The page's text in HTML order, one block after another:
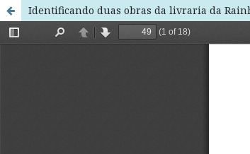
Identificando duas obras da livraria da